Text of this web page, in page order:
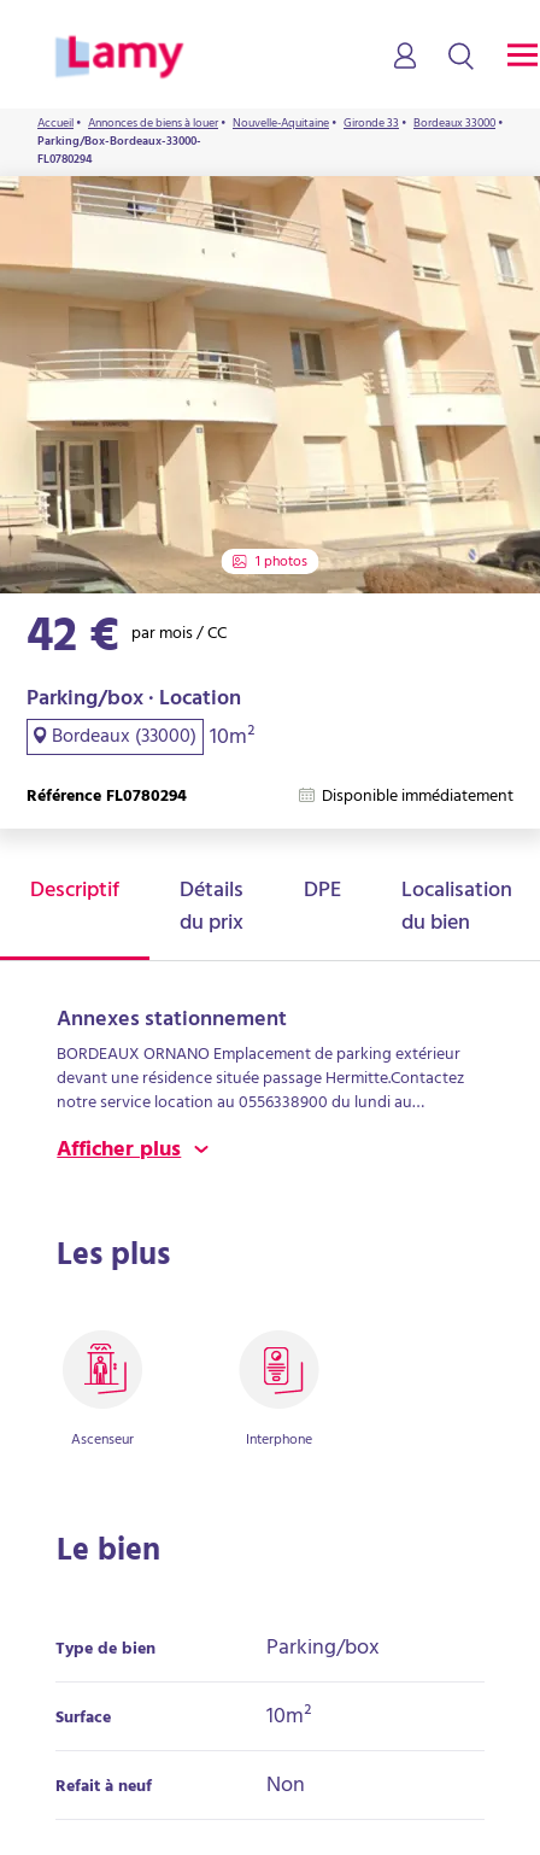
Accueil• Annonces de biens à louer• Nouvelle-Aquitaine• Gironde 33• Bordeaux 33000•
Parking/Box-Bordeaux-33000-
FL0780294
1 photos
Parking/box · Location
Bordeaux (33000) 10m²
42 € par mois / CC
Référence FL0780294 Disponible immédiatement
Descriptif Détails
du prix
DPE Localisation
du bien
Annexes stationnement
BORDEAUX ORNANO Emplacement de parking extérieur
devant une résidence située passage Hermitte.Contactez
notre service location au 0556338900 du lundi au
Afficher plus
Les plus
Ascenseur Interphone
Le bien
Type de bien Parking/box
Surface 10m²
Refait à neuf Non